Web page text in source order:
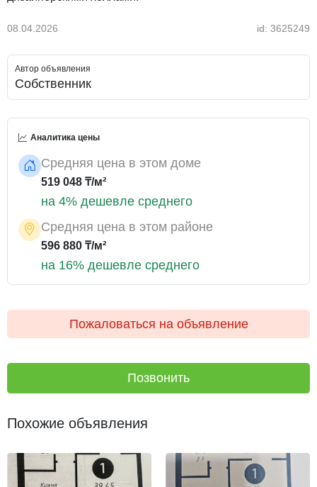
08.04.2026 id: 3625249
Автор объявления
Собственник
Аналитика цены
Средняя цена в этом доме
519 048 ₸/м²
на 4% дешевле среднего
Средняя цена в этом районе
596 880 ₸/м²
на 16% дешевле среднего
Пожаловаться на объявление
Позвонить
Похожие объявления